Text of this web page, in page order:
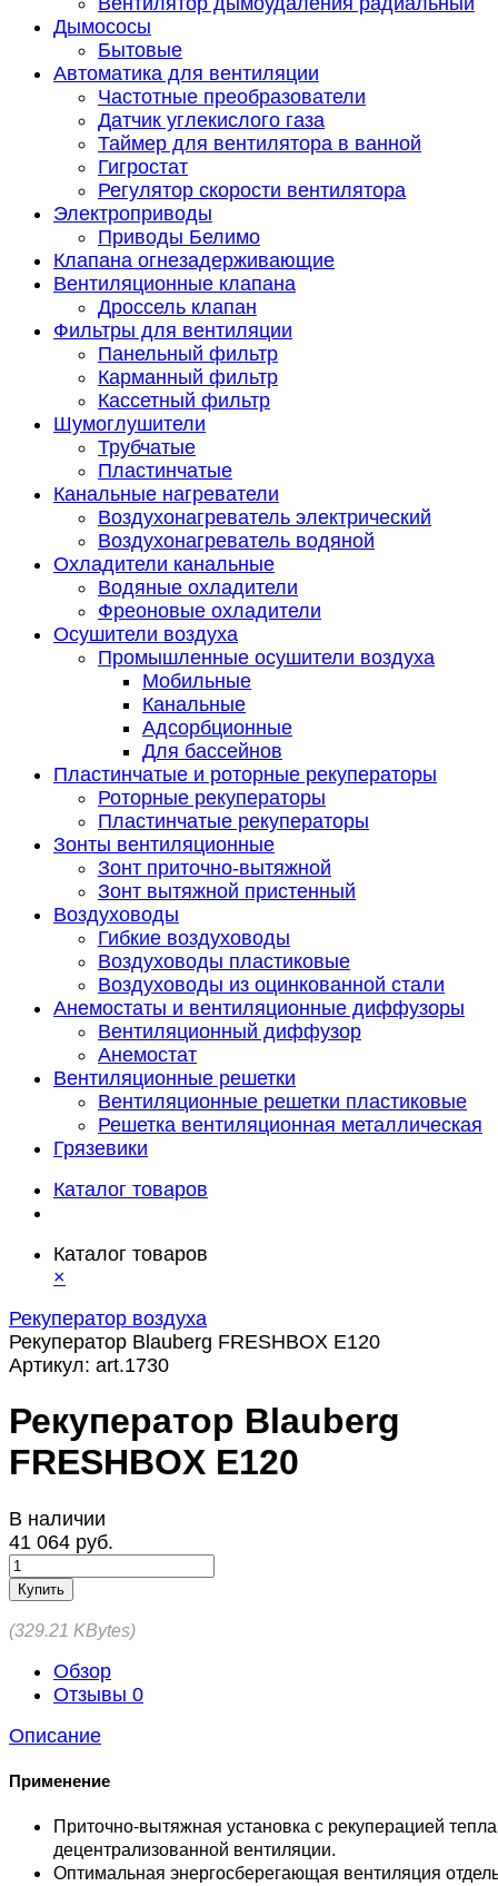
Дымососы
Бытовые
Автоматика для вентиляции
Частотные преобразователи
Датчик углекислого газа
Таймер для вентилятора в ванной
Гигростат
Регулятор скорости вентилятора
Электроприводы
Приводы Белимо
Клапана огнезадерживающие
Вентиляционные клапана
Дроссель клапан
Фильтры для вентиляции
Панельный фильтр
Карманный фильтр
Кассетный фильтр
Шумоглушители
Трубчатые
Пластинчатые
Канальные нагреватели
Воздухонагреватель электрический
Воздухонагреватель водяной
Охладители канальные
Водяные охладители
Фреоновые охладители
Осушители воздуха
Промышленные осушители воздуха
Мобильные
Канальные
Адсорбционные
Для бассейнов
Пластинчатые и роторные рекуператоры
Роторные рекуператоры
Пластинчатые рекуператоры
Зонты вентиляционные
Зонт приточно-вытяжной
Зонт вытяжной пристенный
Воздуховоды
Гибкие воздуховоды
Воздуховоды пластиковые
Воздуховоды из оцинкованной стали
Анемостаты и вентиляционные диффузоры
Вентиляционный диффузор
Анемостат
Вентиляционные решетки
Вентиляционные решетки пластиковые
Решетка вентиляционная металлическая
Грязевики
Каталог товаров
Каталог товаров
×
Рекуператор воздуха
Рекуператор Blauberg FRESHBOX E120
Артикул: art.1730
Рекуператор Blauberg
FRESHBOX E120
В наличии
41 064 руб.
Купить
329.21 KBytes
Обзор
Отзывы 0
Описание
Применение
Приточно-вытяжная установка с рекуперацией
децентрализованной вентиляции.
Оптимальная энергосберегающая вентиляция